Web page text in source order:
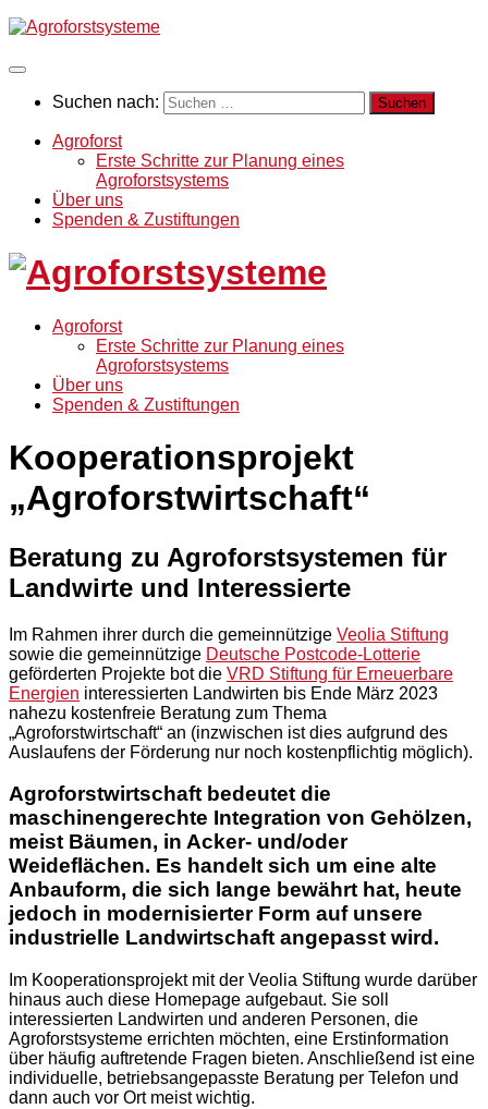
Suchen nach:
Agroforst
Erste Schritte zur Planung eines
Agroforstsystems
Über uns
Spenden & Zustiftungen
Agroforst
Erste Schritte zur Planung eines
Agroforstsystems
Über uns
Spenden & Zustiftungen
Kooperationsprojekt
„Agroforstwirtschaft“
Beratung zu Agroforstsystemen für
Landwirte und Interessierte
Im Rahmen ihrer durch die gemeinnützige Veolia Stiftung
sowie die gemeinnützige Deutsche Postcode-Lotterie
geförderten Projekte bot die VRD Stiftung für Erneuerbare
Energien interessierten Landwirten bis Ende März 2023
nahezu kostenfreie Beratung zum Thema
„Agroforstwirtschaft“ an (inzwischen ist dies aufgrund des
Auslaufens der Förderung nur noch kostenpflichtig möglich).
Agroforstwirtschaft bedeutet die
maschinengerechte Integration von Gehölzen,
meist Bäumen, in Acker- und/oder
Weideflächen. Es handelt sich um eine alte
Anbauform, die sich lange bewährt hat, heute
jedoch in modernisierter Form auf unsere
industrielle Landwirtschaft angepasst wird.
Im Kooperationsprojekt mit der Veolia Stiftung wurde darüber
hinaus auch diese Homepage aufgebaut. Sie soll
interessierten Landwirten und anderen Personen, die
Agroforstsysteme errichten möchten, eine Erstinformation
über häufig auftretende Fragen bieten. Anschließend ist eine
individuelle, betriebsangepasste Beratung per Telefon und
dann auch vor Ort meist wichtig.